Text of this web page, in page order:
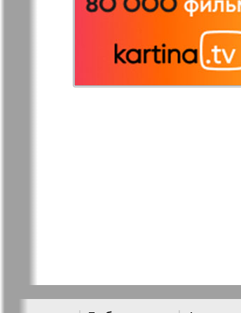
Русская Газета
право